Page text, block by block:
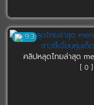
9.3
คลิปหลุดไทยล่าสุด
[ 0 ]